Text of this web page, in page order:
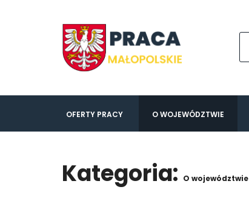
OFERTY PRACY O WOJEWÓDZTWIE
Kategoria: O województwie